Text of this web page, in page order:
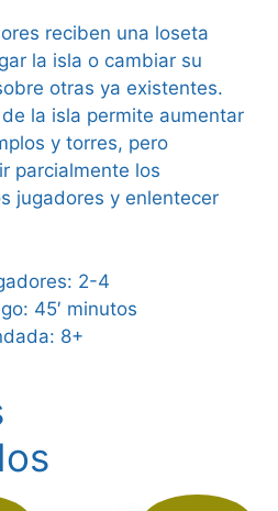
reciben una loseta
la isla o cambiar su
otras ya existentes.
la isla permite aumentar
y torres, pero
parcialmente los
jugadores y enlentecer
2-4
45′ minutos
8+